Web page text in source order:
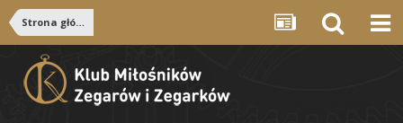
Strona główna